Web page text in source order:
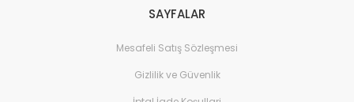
SAYFALAR
Mesafeli Satış Sözleşmesi
Gizlilik ve Güvenlik